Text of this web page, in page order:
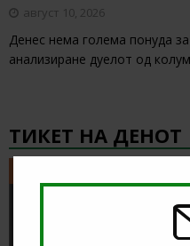
август 10, 2026
Денес нема голема понуда
анализиране дуелот од
ТИКЕТ НА ДЕНОТ